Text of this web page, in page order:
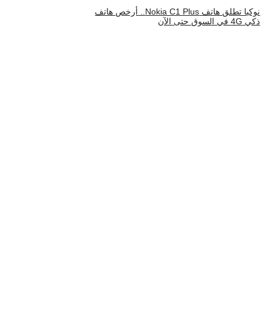
نوكيا تطلق هاتف Nokia C1 Plus.. أرخص هاتف
ذكي 4G في السوق حتى الآن